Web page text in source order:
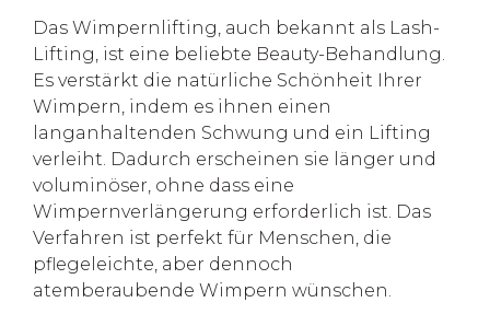
Das Wimpernlifting, auch bekannt als Lash-
Lifting, ist eine beliebte Beauty-Behandlung.
Es verstärkt die natürliche Schönheit Ihrer
Wimpern, indem es ihnen einen
langanhaltenden Schwung und ein Lifting
verleiht. Dadurch erscheinen sie länger und
voluminöser, ohne dass eine
Wimpernverlängerung erforderlich ist. Das
Verfahren ist perfekt für Menschen, die
pflegeleichte, aber dennoch
atemberaubende Wimpern wünschen.